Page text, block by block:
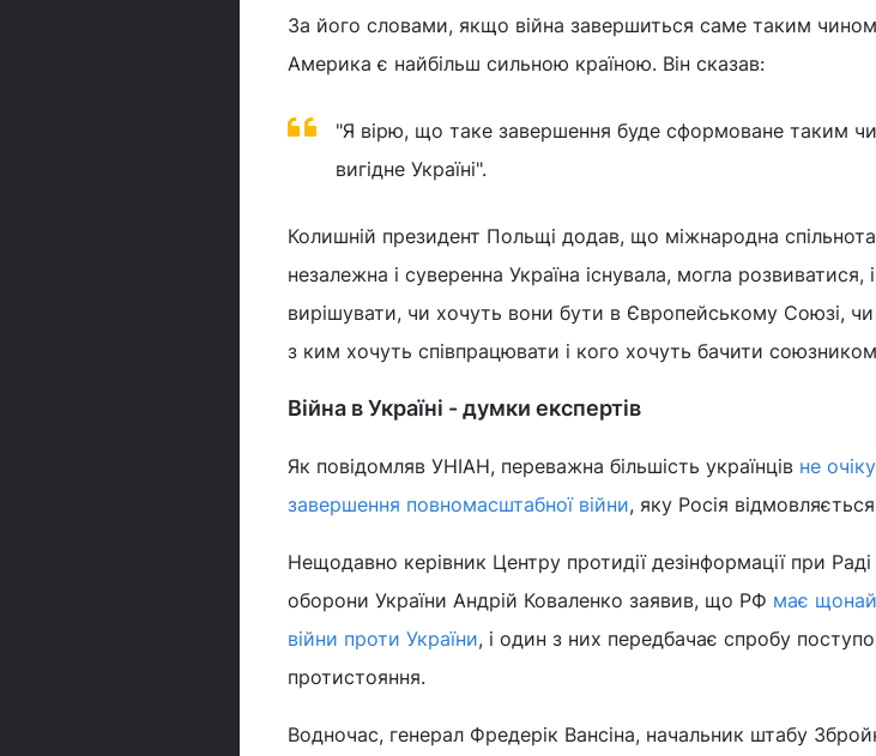
За його словами, якщо війна завершиться саме таким
Америка є найбільш сильною країною. Він сказав:
"Я вірю, що таке завершення буде сформоване таким
вигідне Україні".
Колишній президент Польщі додав, що міжнародна
незалежна і суверенна Україна існувала, могла розвиватися,
вирішувати, чи хочуть вони бути в Європейському Союзі,
з ким хочуть співпрацювати і кого хочуть бачити
Війна в Україні - думки експертів
Як повідомляв УНІАН, переважна більшість українців не
завершення повномасштабної війни, яку Росія
Нещодавно керівник Центру протидії дезінформації при Раді
оборони України Андрій Коваленко заявив, що РФ має
війни проти України, і один з них передбачає спробу
протистояння.
Водночас, генерал Фредерік Вансіна, начальник штабу